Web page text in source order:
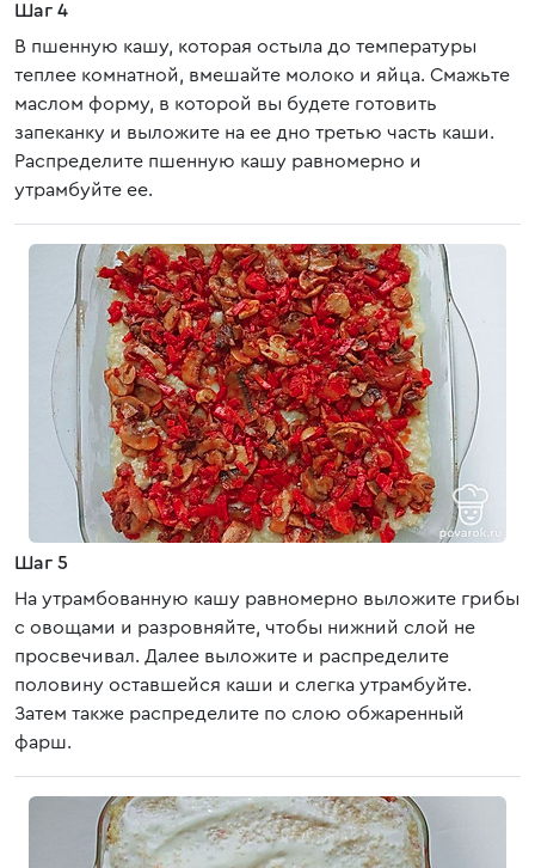
Шаг 4
В пшенную кашу, которая остыла до температуры
теплее комнатной, вмешайте молоко и яйца. Смажьте
маслом форму, в которой вы будете готовить
запеканку и выложите на ее дно третью часть каши.
Распределите пшенную кашу равномерно и
утрамбуйте ее.
Шаг 5
На утрамбованную кашу равномерно выложите грибы
с овощами и разровняйте, чтобы нижний слой не
просвечивал. Далее выложите и распределите
половину оставшейся каши и слегка утрамбуйте.
Затем также распределите по слою обжаренный
фарш.